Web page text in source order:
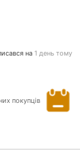
покупців